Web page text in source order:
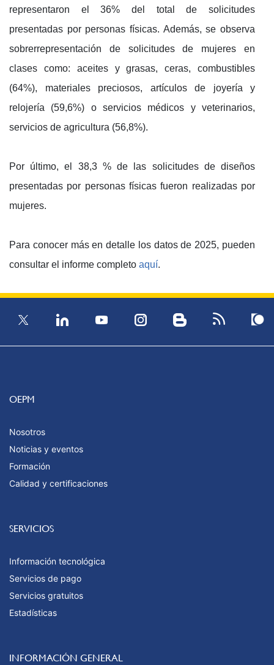
representaron el 36% del total de solicitudes
presentadas por personas físicas. Además, se observa
sobrerrepresentación de solicitudes de mujeres en
clases como: aceites y grasas, ceras, combustibles
(64%), materiales preciosos, artículos de joyería y
relojería (59,6%) o servicios médicos y veterinarios,
servicios de agricultura (56,8%).
Por último, el 38,3 % de las solicitudes de diseños
presentadas por personas físicas fueron realizadas por
mujeres.
Para conocer más en detalle los datos de 2025, pueden
consultar el informe completo aquí.
OEPM
Nosotros
Noticias y eventos
Formación
Calidad y certificaciones
SERVICIOS
Información tecnológica
Servicios de pago
Servicios gratuitos
Estadísticas
INFORMACIÓN GENERAL